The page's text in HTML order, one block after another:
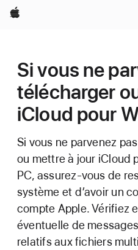
Apple
Si vous ne
télécharger
iCloud pour
Si vous ne parvenez
ou mettre à jour iCloud
PC, assurez-vous de
système et d’avoir un
compte Apple. Vérifiez
éventuelle de
relatifs aux fichiers